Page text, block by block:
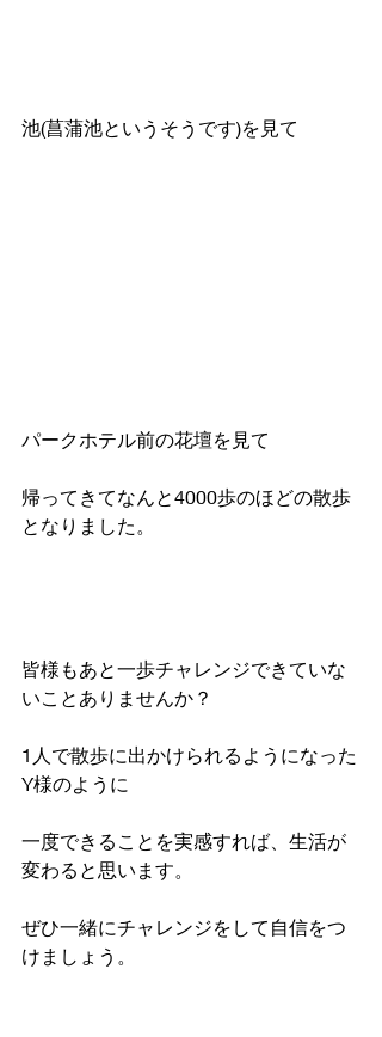
池(菖蒲池というそうです)を見て
パークホテル前の花壇を見て
帰ってきてなんと4000歩のほどの散歩
となりました。
皆様もあと一歩チャレンジできていな
いことありませんか？
1人で散歩に出かけられるようになった
Y様のように
一度できることを実感すれば、生活が
変わると思います。
ぜひ一緒にチャレンジをして自信をつ
けましょう。